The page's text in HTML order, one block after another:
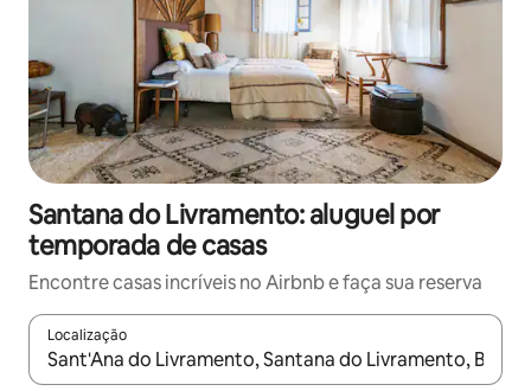
Santana do Livramento: aluguel por
temporada de casas
Encontre casas incríveis no Airbnb e faça sua reserva
Localização
Quando os resultados estiverem disponíveis, explore-os